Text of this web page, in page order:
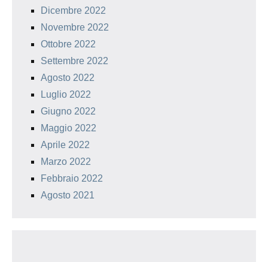
Dicembre 2022
Novembre 2022
Ottobre 2022
Settembre 2022
Agosto 2022
Luglio 2022
Giugno 2022
Maggio 2022
Aprile 2022
Marzo 2022
Febbraio 2022
Agosto 2021